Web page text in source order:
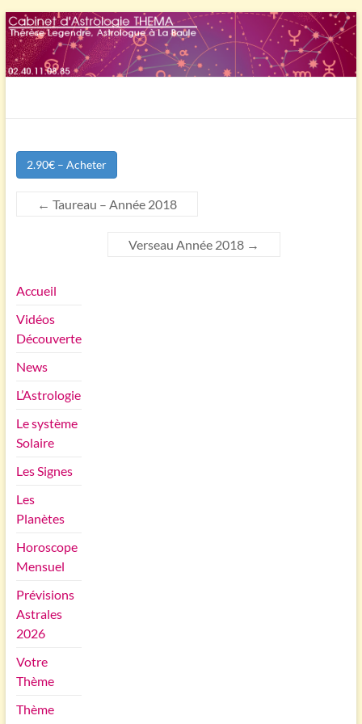
Aller
au
contenu
Legendre,
Astrologue
2.90€ – Acheter
← Taureau – Année 2018
Verseau Année 2018 →
Accueil
Vidéos
Découverte
News
L’Astrologie
Le système
Solaire
Les Signes
Les
Planètes
Horoscope
Mensuel
Prévisions
Astrales
2026
Votre
Thème
Thème